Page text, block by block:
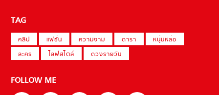
TAG
คลิป แฟชั่น ความงาม ดารา
หนุ่มหล่อ
ละคร
ไลฟ์สไตล์ ดวงรายวัน
FOLLOW ME